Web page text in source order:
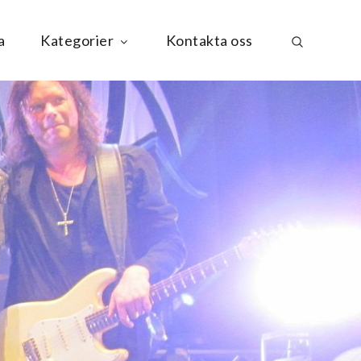
Kategorier Kontakta oss